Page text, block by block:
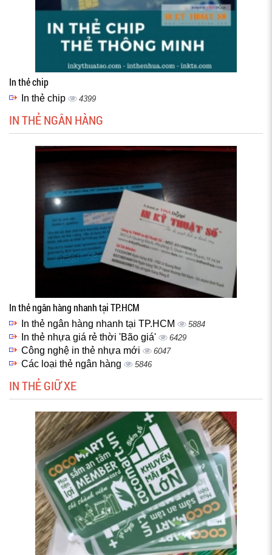
In thẻ chip
In thẻ chip 4399
IN THẺ NGÂN HÀNG
In thẻ ngân hàng nhanh tại TP.HCM
In thẻ ngân hàng nhanh tại TP.HCM 5884
In thẻ nhựa giá rẻ thời 'Bão giá' 6429
Công nghệ in thẻ nhựa mới 6047
Các loại thẻ ngân hàng 5846
IN THẺ GIỮ XE